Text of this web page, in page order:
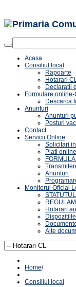
Acasa
Consiliul local
Rapoarte
Hotarari
Declaratii
Formulare online-
Descarca
Anunturi
Anunturi
Posturi
Contact
Servicii Online
Solicitari
Plati online
Anunturi
Monitorul Oficial
Hotarari
Alte
Home/
Consiliul local